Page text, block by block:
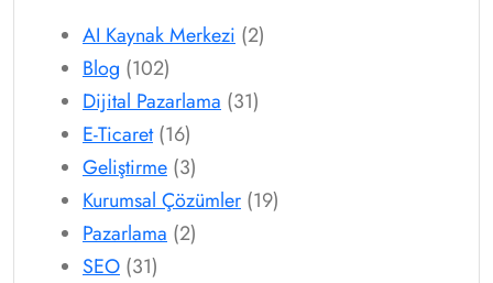
AI Kaynak Merkezi (2)
Blog (102)
Dijital Pazarlama (31)
E-Ticaret(16)
Geliştirme (3)
Kurumsal Çözümler (19)
Pazarlama (2)
SEO (31)